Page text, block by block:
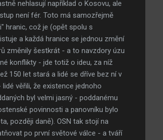
nehlasují například o Kosovu, ale
není fér. Toto má samozřejmě
hranic, což je (opět spolu s
a každá hranice se jednou změní
změnily šestkrát - a to navzdory úzu
konflikty - jde totiž o ideu, za níž
150 let stará a lidé se dříve bez ní v
věřili, že existence jednoho
byl velmi jasný - poddanému
povinnosti a panovníku bylo
později daně). OSN tak stojí na
po první světové válce - a tváří